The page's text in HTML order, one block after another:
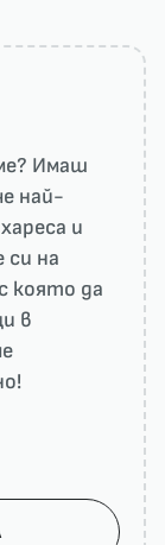
Имаш
най-
и
си на
която да
в